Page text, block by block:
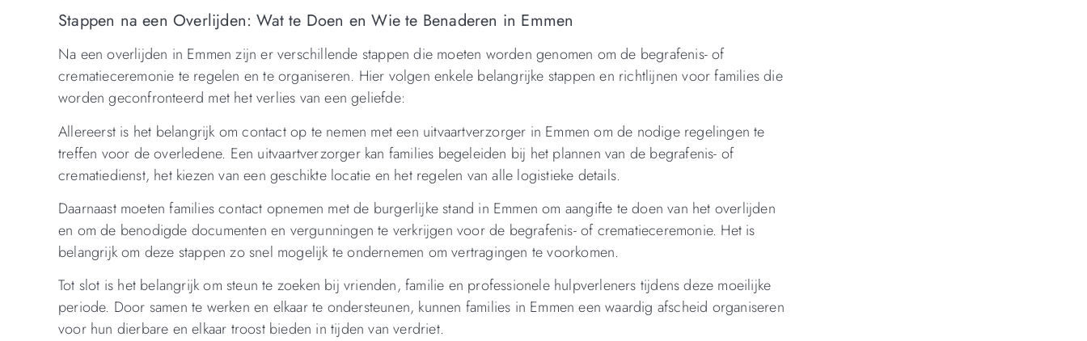
Stappen na een Overlijden: Wat te Doen en Wie te Benaderen in Emmen
Na een overlijden in Emmen zijn er verschillende stappen die moeten worden genomen om de begrafenis- of
crematieceremonie te regelen en te organiseren. Hier volgen enkele belangrijke stappen en richtlijnen voor families die
worden geconfronteerd met het verlies van een geliefde:
Allereerst is het belangrijk om contact op te nemen met een uitvaartverzorger in Emmen om de nodige regelingen te
treffen voor de overledene. Een uitvaartverzorger kan families begeleiden bij het plannen van de begrafenis- of
crematiedienst, het kiezen van een geschikte locatie en het regelen van alle logistieke details.
Daarnaast moeten families contact opnemen met de burgerlijke stand in Emmen om aangifte te doen van het overlijden
en om de benodigde documenten en vergunningen te verkrijgen voor de begrafenis- of crematieceremonie. Het is
belangrijk om deze stappen zo snel mogelijk te ondernemen om vertragingen te voorkomen.
Tot slot is het belangrijk om steun te zoeken bij vrienden, familie en professionele hulpverleners tijdens deze moeilijke
periode. Door samen te werken en elkaar te ondersteunen, kunnen families in Emmen een waardig afscheid organiseren
voor hun dierbare en elkaar troost bieden in tijden van verdriet.